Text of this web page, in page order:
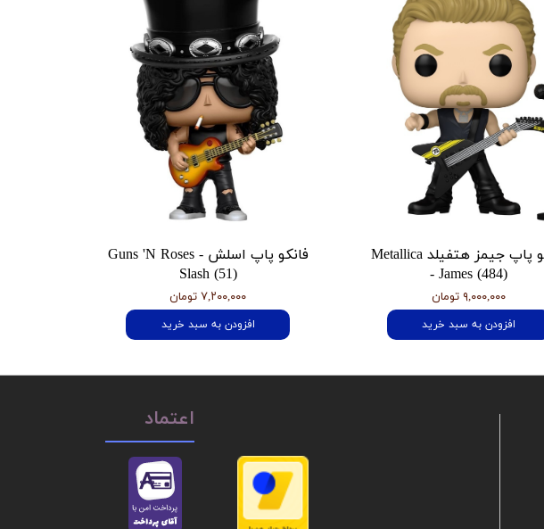
فانکو پاپ جیمز هتفیلد Metallica
- James (484)
۹,۰۰۰,۰۰۰ تومان
افزودن به سبد خرید
فانکو پاپ اسلش Guns 'N Roses -
Slash (51)
۷,۲۰۰,۰۰۰ تومان
افزودن به سبد خرید
اعتماد